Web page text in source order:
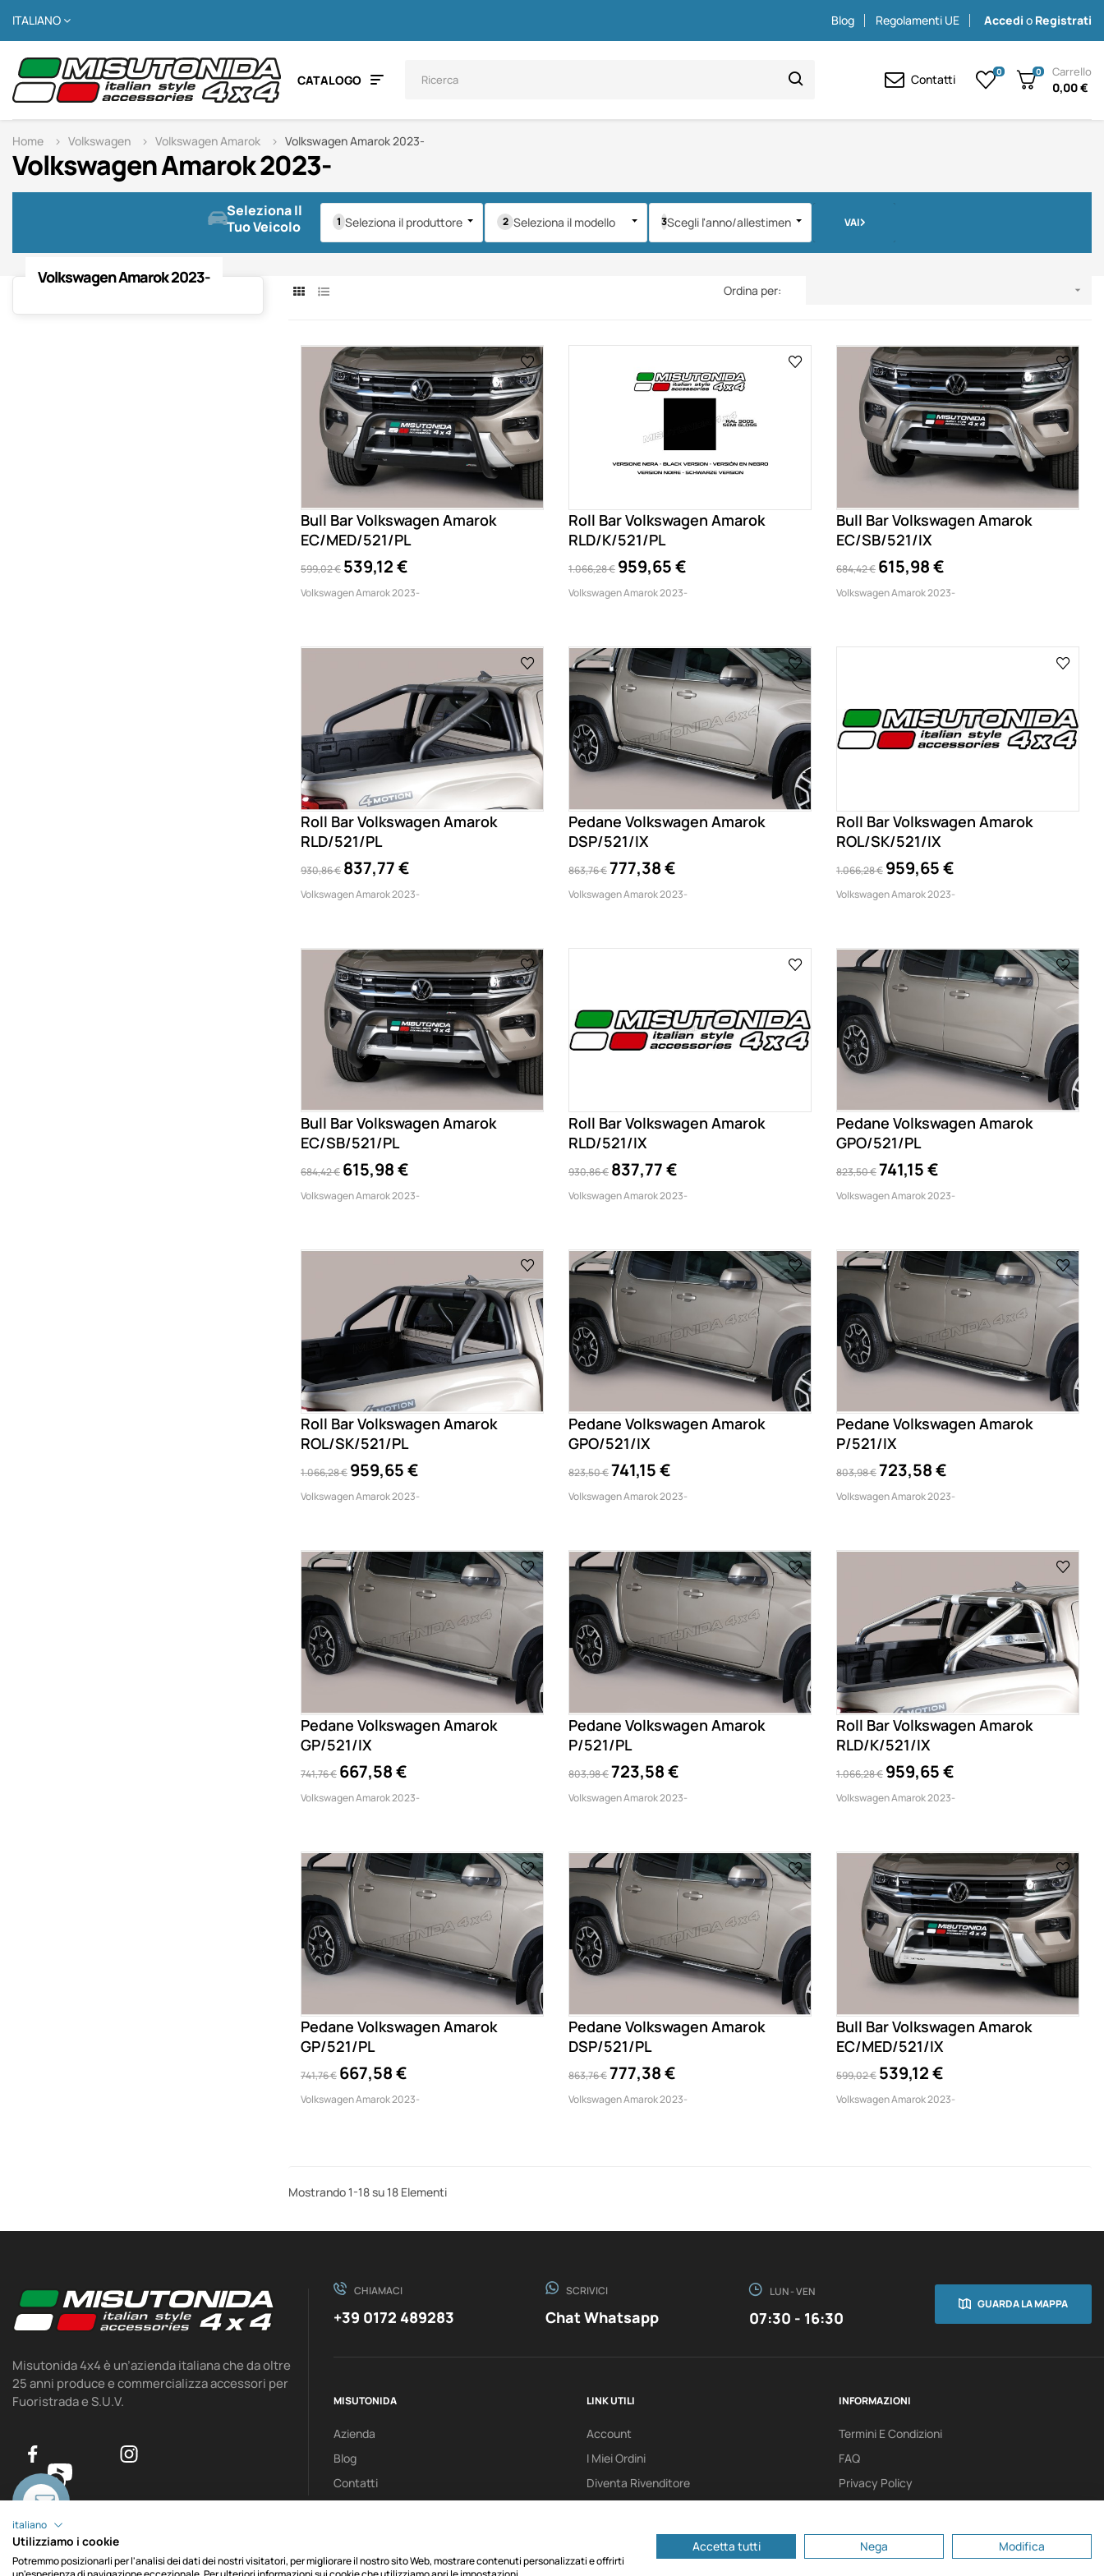
ITALIANO Blog Regolamenti UE Accedi o Registrati
CATALOGO Contatti 0 0 Carrello
0,00 €
Volkswagen Amarok 2023-
Home Volkswagen Volkswagen Amarok Volkswagen Amarok 2023-
Seleziona Il
Tuo Veicolo
Seleziona il produttore Seleziona il modello Scegli l'anno/allestimento VAI
Volkswagen Amarok 2023-
Ordina per: 
Bull Bar Volkswagen Amarok
EC/MED/521/PL
599,02 € 539,12 €
Volkswagen Amarok 2023-
Roll Bar Volkswagen Amarok
RLD/K/521/PL
1.066,28 € 959,65 €
Volkswagen Amarok 2023-
Bull Bar Volkswagen Amarok
EC/SB/521/IX
684,42 € 615,98 €
Volkswagen Amarok 2023-
Roll Bar Volkswagen Amarok
RLD/521/PL
930,86 € 837,77 €
Volkswagen Amarok 2023-
Pedane Volkswagen Amarok
DSP/521/IX
863,76 €777,38 €
Volkswagen Amarok 2023-
Roll Bar Volkswagen Amarok
ROL/SK/521/IX
1.066,28 € 959,65 €
Volkswagen Amarok 2023-
Bull Bar Volkswagen Amarok
EC/SB/521/PL
684,42 € 615,98 €
Volkswagen Amarok 2023-
Roll Bar Volkswagen Amarok
RLD/521/IX
930,86 € 837,77 €
Volkswagen Amarok 2023-
Pedane Volkswagen Amarok
GPO/521/PL
823,50 €741,15 €
Volkswagen Amarok 2023-
Roll Bar Volkswagen Amarok
ROL/SK/521/PL
1.066,28 € 959,65 €
Volkswagen Amarok 2023-
Pedane Volkswagen Amarok
GPO/521/IX
823,50 €741,15 €
Volkswagen Amarok 2023-
Pedane Volkswagen Amarok
P/521/IX
803,98 €723,58 €
Volkswagen Amarok 2023-
Pedane Volkswagen Amarok
GP/521/IX
741,76 € 667,58 €
Volkswagen Amarok 2023-
Pedane Volkswagen Amarok
P/521/PL
803,98 €723,58 €
Volkswagen Amarok 2023-
Roll Bar Volkswagen Amarok
RLD/K/521/IX
1.066,28 € 959,65 €
Volkswagen Amarok 2023-
Pedane Volkswagen Amarok
GP/521/PL
741,76 € 667,58 €
Volkswagen Amarok 2023-
Pedane Volkswagen Amarok
DSP/521/PL
863,76 €777,38 €
Volkswagen Amarok 2023-
Bull Bar Volkswagen Amarok
EC/MED/521/IX
599,02 € 539,12 €
Volkswagen Amarok 2023-
Mostrando 1-18 su 18 Elementi
Misutonida 4x4 è un’azienda italiana che da oltre
25 anni produce e commercializza accessori per
Fuoristrada e S.U.V.
CHIAMACI
+39 0172 489283
SCRIVICI
Chat Whatsapp
LUN - VEN
07:30 - 16:30
GUARDA LA MAPPA
MISUTONIDA
Azienda
Blog
Contatti
LINK UTILI
Account
I Miei Ordini
Diventa Rivenditore
INFORMAZIONI
Termini E Condizioni
FAQ
Privacy Policy
0
italiano
Utilizziamo i cookie
Potremmo posizionarli per l'analisi dei dati dei nostri visitatori, per migliorare il nostro sito Web, mostrare contenuti personalizzati e offrirti
Accetta tutti Nega Modifica